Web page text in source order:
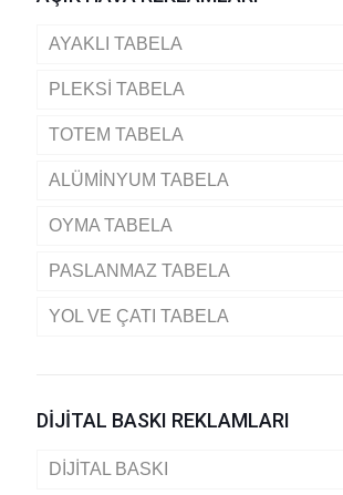
AYAKLI TABELA
PLEKSİ TABELA
TOTEM TABELA
ALÜMİNYUM TABELA
OYMA TABELA
PASLANMAZ TABELA
YOL VE ÇATI TABELA
DİJİTAL BASKI REKLAMLARI
DİJİTAL BASKI